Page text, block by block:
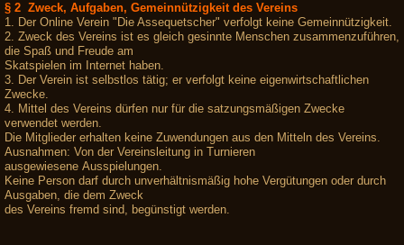
§ 2 Zweck, Aufgaben, Gemeinnützigkeit des Vereins
1. Der Online Verein "Die Assequetscher" verfolgt keine Gemeinnützigkeit.
2. Zweck des Vereins ist es gleich gesinnte Menschen zusammenzuführen,
die Spaß und Freude am
Skatspielen im Internet haben.
3. Der Verein ist selbstlos tätig; er verfolgt keine eigenwirtschaftlichen
Zwecke.
4. Mittel des Vereins dürfen nur für die satzungsmäßigen Zwecke
verwendet werden.
Die Mitglieder erhalten keine Zuwendungen aus den Mitteln des Vereins.
Ausnahmen: Von der Vereinsleitung in Turnieren
ausgewiesene Ausspielungen.
Keine Person darf durch unverhältnismäßig hohe Vergütungen oder durch
Ausgaben, die dem Zweck
des Vereins fremd sind, begünstigt werden.